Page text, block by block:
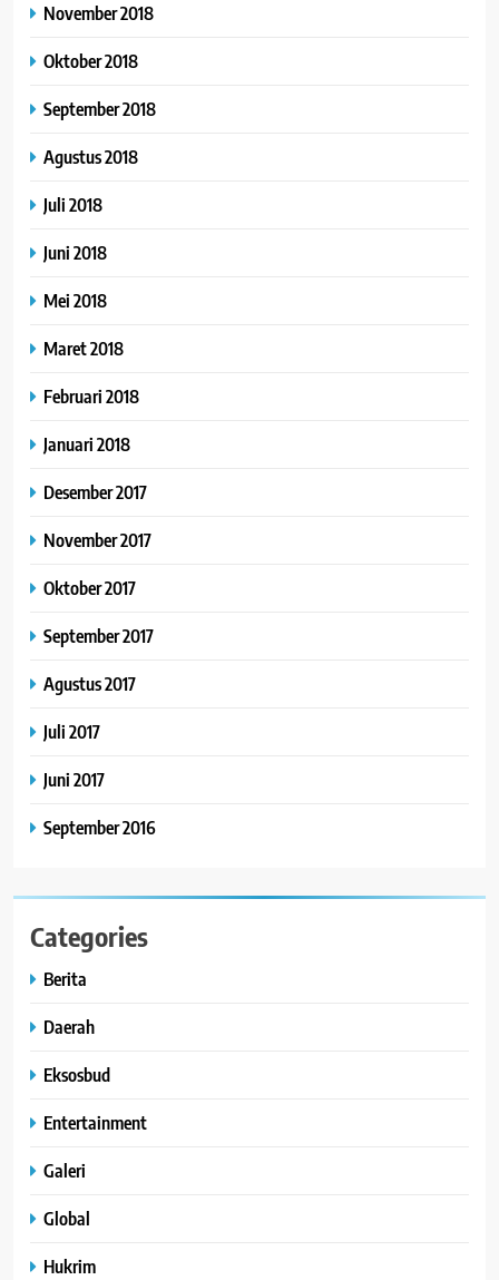
November 2018
Oktober 2018
September 2018
Agustus 2018
Juli 2018
Juni 2018
Mei 2018
Maret 2018
Februari 2018
Januari 2018
Desember 2017
November 2017
Oktober 2017
September 2017
Agustus 2017
Juli 2017
Juni 2017
September 2016
Categories
Berita
Daerah
Eksosbud
Entertainment
Galeri
Global
Hukrim